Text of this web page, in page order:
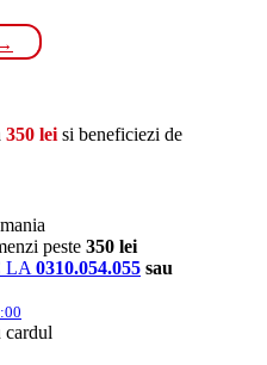
350 lei si beneficiezi de
peste 350 lei
LA 0310.054.055 sau
cardul